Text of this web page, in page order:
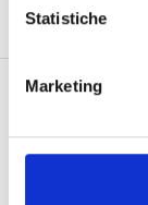
Statistiche
Marketing